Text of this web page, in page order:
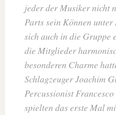
jeder der Musiker nicht
Parts sein Können unter
sich auch in die Gruppe
die Mitglieder
besonderen Charme
Schlagzeuger Joachim
Percussionist
spielten das erste Mal